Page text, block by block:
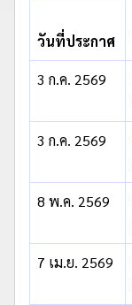
วันที่ประกาศ
3 ก.ค. 2569
3 ก.ค. 2569
8 พ.ค. 2569
7 เม.ย. 2569